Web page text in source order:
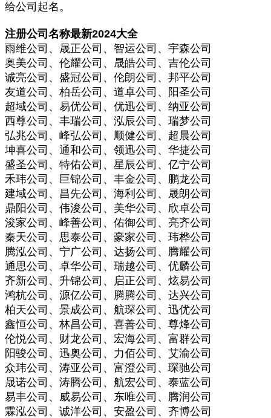
给公司起名。
注册公司名称最新2024大全
雨维公司、晟正公司、智运公司、宇森公司
奥美公司、伦耀公司、晟皓公司、吉伦公司
诚亮公司、盛冠公司、伦朗公司、邦平公司
友道公司、柏岳公司、道卓公司、阳圣公司
超域公司、易优公司、优迅公司、纳亚公司
西尊公司、丰瑞公司、泓辰公司、瑞梦公司
弘兆公司、峰弘公司、顺健公司、超晨公司
坤喜公司、通和公司、领迅公司、华捷公司
盛圣公司、特佑公司、星辰公司、亿宁公司
禾玮公司、巨锦公司、丰金公司、鹏龙公司
建域公司、昌先公司、海利公司、晟朗公司
鼎阳公司、伟浚公司、美华公司、欣卓公司
浚家公司、峰善公司、佑御公司、亮齐公司
秦天公司、思泰公司、豪家公司、玮桦公司
腾泓公司、宁广公司、达扬公司、腾耀公司
通思公司、卓华公司、瑞越公司、优麟公司
齐新公司、升锦公司、启正公司、炫易公司
鸿杭公司、源亿公司、腾腾公司、达兴公司
柏天公司、景成公司、航琛公司、迅优公司
鑫恒公司、林昌公司、喜善公司、尊烽公司
伦悦公司、财龙公司、宏海公司、富群公司
阳骏公司、迅奥公司、力佰公司、艾渝公司
众玮公司、涛亚公司、富澄公司、琛驰公司
晟诺公司、涛腾公司、航宏公司、泰蓝公司
易丰公司、威易公司、东唯公司、腾润公司
霖泓公司、诚洋公司、安盈公司、齐博公司